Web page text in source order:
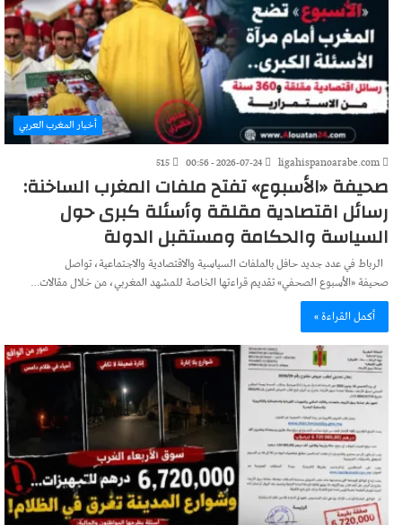
أخبار المغرب العربي
ligahispanoarabe.com
2026-07-24 - 00:56
515
صحيفة «الأسبوع» تفتح ملفات المغرب الساخنة:
رسائل اقتصادية مقلقة وأسئلة كبرى حول
السياسة والحكامة ومستقبل الدولة
الرباط في عدد جديد حافل بالملفات السياسية والاقتصادية والاجتماعية، تواصل
صحيفة «الأسبوع الصحفي» تقديم قراءتها الخاصة للمشهد المغربي، من خلال مقالات…
أكمل القراءة »